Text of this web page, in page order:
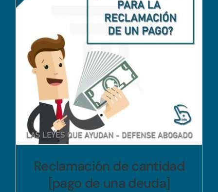
Reclamación de cantidad
[pago de una deuda]